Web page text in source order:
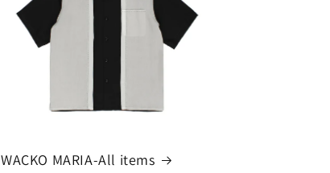
WACKO MARIA-All items